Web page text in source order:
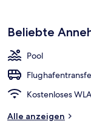
Beliebte
Pool
Kostenloses
Alle anzeigen